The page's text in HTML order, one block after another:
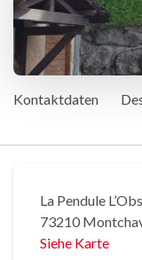
Kontaktdaten
La Pendule
73210
Siehe Karte